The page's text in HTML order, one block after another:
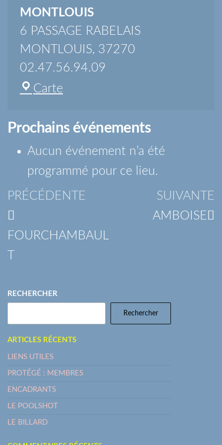
MONTLOUIS
6 PASSAGE RABELAIS
MONTLOUIS, 37270
02.47.56.94.09
Carte
Prochains événements
Aucun événement n’a été
programmé pour ce lieu.
Navigation
de
Article
précédent
PRÉCÉDENTE
FOURCHAMBAUL
SUIVANTE
AMBOISE
RECHERCHER
Rechercher
ARTICLES RÉCENTS
LIENS UTILES
PROTÉGÉ : MEMBRES
ENCADRANTS
LE POOLSHOT
LE BILLARD